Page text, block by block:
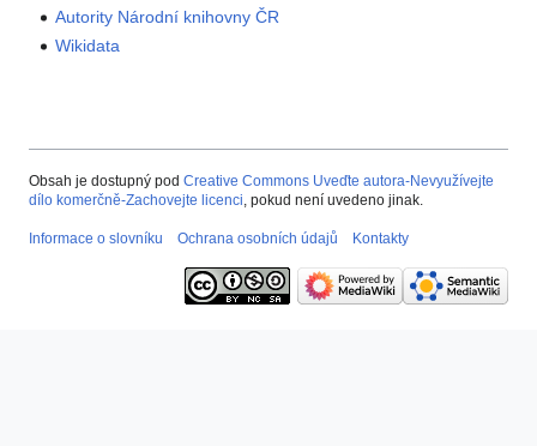
Autority Národní knihovny ČR
Wikidata
Obsah je dostupný pod Creative Commons Uveďte autora-Nevyužívejte
dílo komerčně-Zachovejte licenci, pokud není uvedeno jinak.
Informace o slovníku Ochrana osobních údajů Kontakty